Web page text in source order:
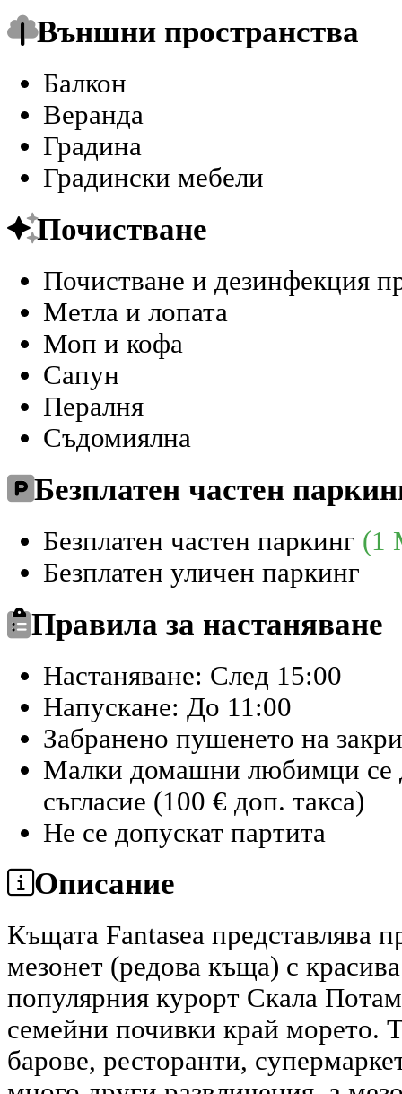
Външни пространства
Балкон
Веранда
Градина
Градински мебели
Почистване
Почистване и дезинфекция
Метла и лопата
Моп и кофа
Сапун
Пералня
Съдомиялна
Безплатен частен
Безплатен частен паркинг (1
Безплатен уличен паркинг
Правила за настаняване
Настаняване: След 15:00
Напускане: До 11:00
Забранено пушенето на
Малки домашни любимци се
съгласие (100 € доп. такса)
Не се допускат партита
Описание
Къщата Fantasea представлява
мезонет (редова къща) с
популярния курорт Скала
семейни почивки край морето.
барове, ресторанти,